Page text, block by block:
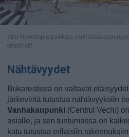
Yksi hienoimpia paikkoja
ympäristö.
Nähtävyydet
Bukarestissa on valtavat
järkevintä tutustua nähtävyyksiin
Vanhakaupunki (Centrul Vechi)
asialle, ja sen tuntumassa on
katu tutustua erilaisiin